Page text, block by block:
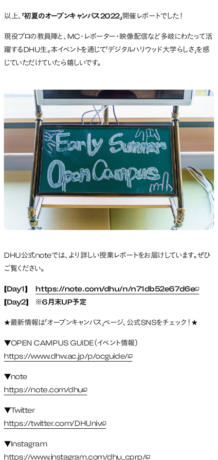
以上、 「初夏のオープンキャンパス2022」 開催レポートでした！
現役プロの教員陣と、MC・レポーター・映像配信など多岐にわたって活
躍するDHU生。本イベントを通じて「デジタルハリウッド大学らしさ」を感
じていただけていたら嬉しいです。
DHU公式noteでは、より詳しい授業レポートをお届けしています。ぜひ
ご覧ください。
【Day1】https://note.com/dhu/n/n71db52e67d6e新しい
【Day2】 ※6月末UP予定
★最新情報は「オープンキャンパス」ページ、公式SNSをチェック！★
▼OPEN CAMPUS GUIDE（イベント情報）
https://www.dhw.ac.jp/p/ocguide/新しいタブで開く
▼note
https://note.com/dhu新しいタブで開く
▼Twitter
https://twitter.com/DHUniv新しいタブで開く
▼Instagram
https://www.instagram.com/dhu_cprp/